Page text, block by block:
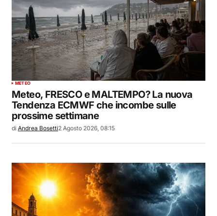
METEO
Meteo, FRESCO e MALTEMPO? La nuova
Tendenza ECMWF che incombe sulle
prossime settimane
di Andrea Bosetti2 Agosto 2026, 08:15